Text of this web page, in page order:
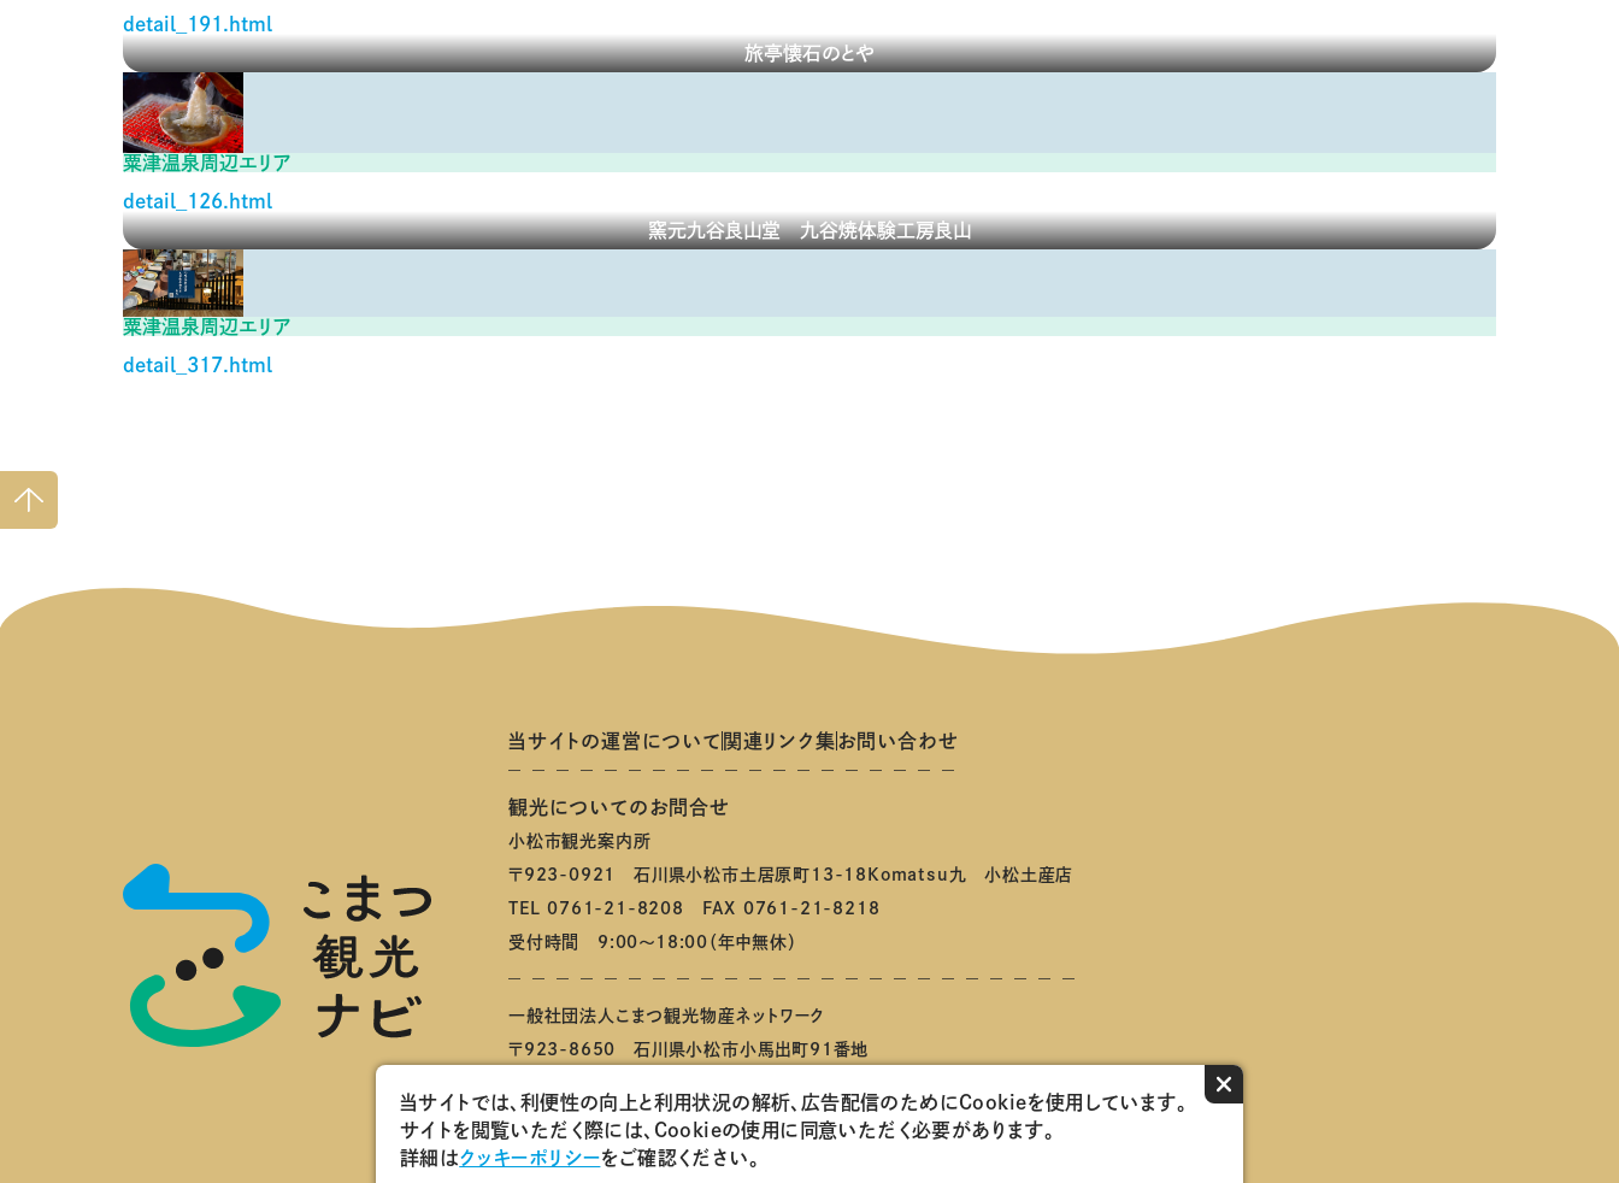
detail_191.html
旅亭懐石のとや
粟津温泉周辺エリア
detail_126.html
窯元九谷良山堂 九谷焼体験工房良山
粟津温泉周辺エリア
detail_317.html
ページ
トップ
当サイトの運営について 関連リンク集お問い合わせ
観光についてのお問合せ
小松市観光案内所
〒923-0921 石川県小松市土居原町13-18Komatsu九 小松土産店
TEL 0761-21-8208 FAX 0761-21-8218
受付時間 9:00～18:00（年中無休）
一般社団法人こまつ観光物産ネットワーク
〒923-8650 石川県小松市小馬出町91番地
こまつもんマルシェ 会員ログインページ こまつ観光物産ネットワーク会員紹介
Copyright 一般社団法人 こまつ観光物産ネットワーク All Rights reserved.
当サイトでは、利便性の向上と利用状況の解析、広告配信のためにCookieを使用しています。
サイトを閲覧いただく際には、Cookieの使用に同意いただく必要があります。
詳細はクッキーポリシーをご確認ください。
×